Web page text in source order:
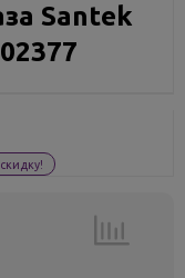
Santek